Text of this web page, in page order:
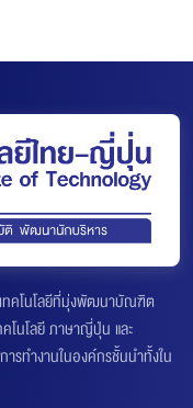
ทคโนโลยีที่มุ่งพัฒนาบัณฑิต
โนโลยี ภาษาญี่ปุ่น และ
รทำงานในองค์กรชั้นนำทั้งใน